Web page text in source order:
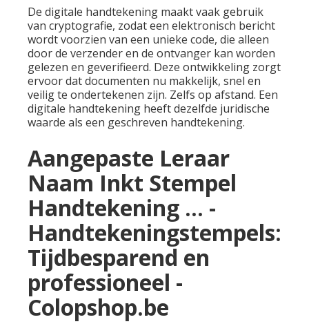
De digitale handtekening maakt vaak gebruik
van cryptografie, zodat een elektronisch bericht
wordt voorzien van een unieke code, die alleen
door de verzender en de ontvanger kan worden
gelezen en geverifieerd. Deze ontwikkeling zorgt
ervoor dat documenten nu makkelijk, snel en
veilig te ondertekenen zijn. Zelfs op afstand. Een
digitale handtekening heeft dezelfde juridische
waarde als een geschreven handtekening.
Aangepaste Leraar
Naam Inkt Stempel
Handtekening ... -
Handtekeningstempels:
Tijdbesparend en
professioneel -
Colopshop.be